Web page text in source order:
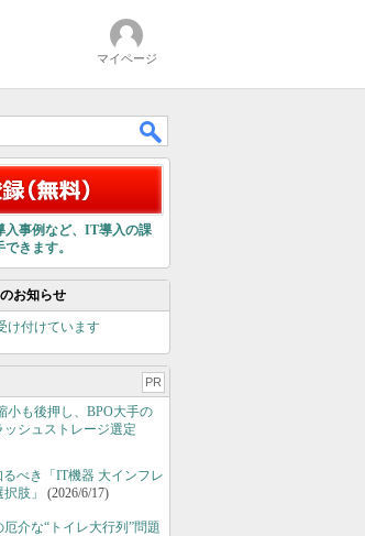
マイページ
入事例など、IT導入の課
きます。
お知らせ
け付けています
PR
小も後押し、BPO大手の
シュストレージ選定
べき「IT機器 大インフレ
肢」
(2026/6/17)
介な“トイレ大行列”問題